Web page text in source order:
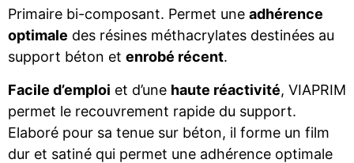
Primaire bi-composant. Permet une adhérence
optimale des résines méthacrylates destinées au
support béton et enrobé récent.
Facile d’emploi et d’une haute réactivité, VIAPRIM
permet le recouvrement rapide du support.
Elaboré pour sa tenue sur béton, il forme un film
dur et satiné qui permet une adhérence optimale